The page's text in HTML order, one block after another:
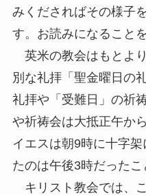
みくださればその様子
す。お読みになること
英米の教会はもとよ
別な礼拝「聖金曜日の
礼拝や「受難日」の祈
や祈祷会は大抵正午か
イエスは朝9時に十字
たのは午後3時だったこ
キリスト教会では、